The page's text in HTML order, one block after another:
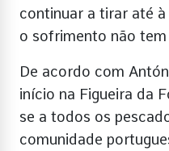
continuar a tirar até
o sofrimento não
De acordo com
início na Figueira da
se a todos os
comunidade